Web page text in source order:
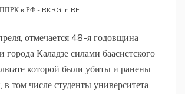
ППРК в РФ - RKRG in RF
отмечается 48-я годовщина
города Каладзе силами баасистского
которой были убиты и ранены
в том числе студенты университета